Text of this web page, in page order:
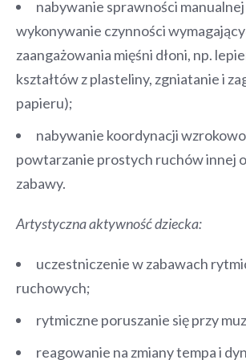
nabywanie sprawności
wykonywanie czynności
zaangażowania mięśni dłoni, np.
kształtów z plasteliny, zgniatanie i
papieru);
nabywanie koordynacji
powtarzanie prostych ruchów innej
zabawy.
Artystyczna aktywność dziecka:
uczestniczenie w zabawach
ruchowych;
rytmiczne poruszanie się przy
reagowanie na zmiany tempa i